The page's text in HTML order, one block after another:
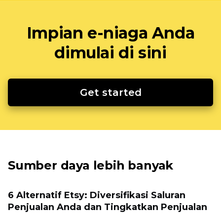
Impian e-niaga Anda
dimulai di sini
Get started
Sumber daya lebih banyak
6 Alternatif Etsy: Diversifikasi Saluran
Penjualan Anda dan Tingkatkan Penjualan